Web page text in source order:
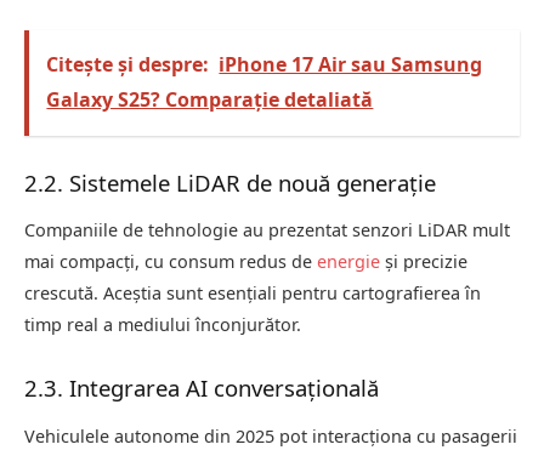
Citește și despre: iPhone 17 Air sau Samsung
Galaxy S25? Comparație detaliată
2.2. Sistemele LiDAR de nouă generație
Companiile de tehnologie au prezentat senzori LiDAR mult
mai compacți, cu consum redus de energie și precizie
crescută. Aceștia sunt esențiali pentru cartografierea în
timp real a mediului înconjurător.
2.3. Integrarea AI conversațională
Vehiculele autonome din 2025 pot interacționa cu pasagerii